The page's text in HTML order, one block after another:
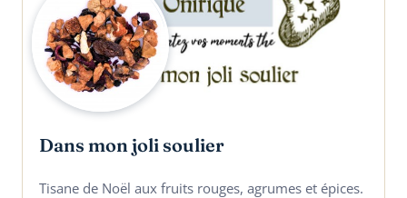
Dans mon joli soulier
Tisane de Noël aux fruits rouges, agrumes et épices.